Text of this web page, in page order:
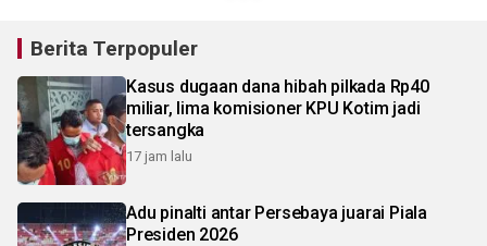
Berita Terpopuler
Kasus dugaan dana hibah pilkada Rp40
miliar, lima komisioner KPU Kotim jadi
tersangka
17 jam lalu
Adu pinalti antar Persebaya juarai Piala
Presiden 2026